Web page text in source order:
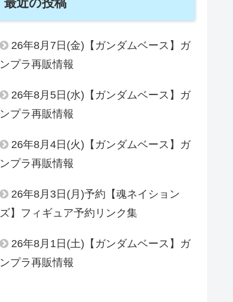
最近の投稿
26年8月7日(金)【ガンダムベース】ガ
ンプラ再販情報
26年8月5日(水)【ガンダムベース】ガ
ンプラ再販情報
26年8月4日(火)【ガンダムベース】ガ
ンプラ再販情報
26年8月3日(月)予約【魂ネイション
ズ】フィギュア予約リンク集
26年8月1日(土)【ガンダムベース】ガ
ンプラ再販情報